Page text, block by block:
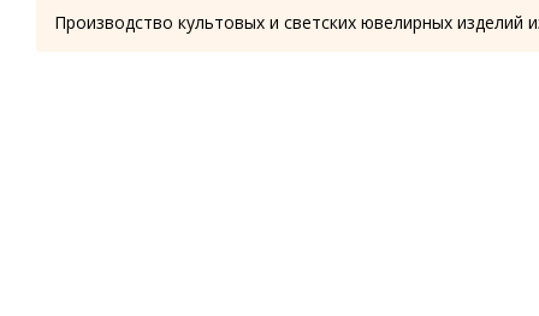
Производство культовых и светских ювелирных изделий